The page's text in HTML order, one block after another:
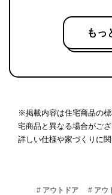
も
※掲載内容は住宅商品の
宅商品と異なる場合がござ
詳しい仕様や家づくりに
# アウトドア # アウ